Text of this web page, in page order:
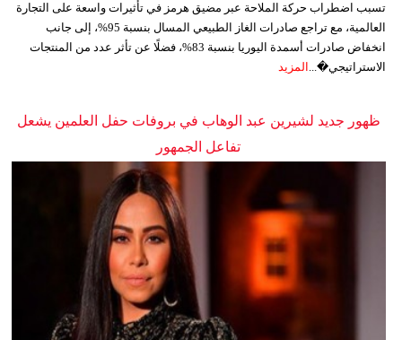
تسبب اضطراب حركة الملاحة عبر مضيق هرمز في تأثيرات واسعة على التجارة
العالمية، مع تراجع صادرات الغاز الطبيعي المسال بنسبة 95%، إلى جانب
انخفاض صادرات أسمدة اليوريا بنسبة 83%، فضلًا عن تأثر عدد من المنتجات
الاستراتيجي�... المزيد
ظهور جديد لشيرين عبد الوهاب في بروفات حفل العلمين يشعل
تفاعل الجمهور